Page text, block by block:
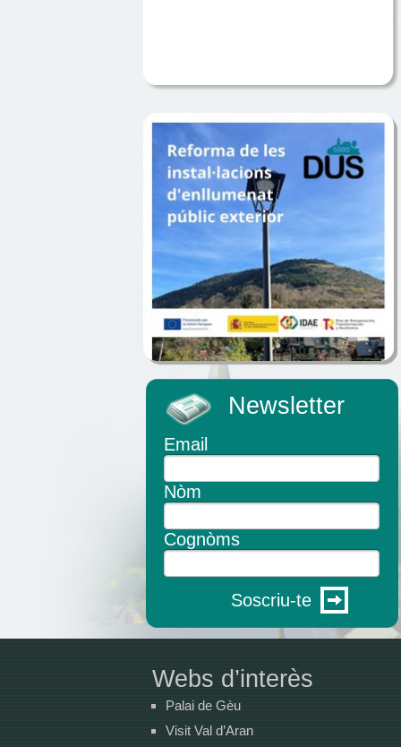
Newsletter
Email
Nòm
Cognòms
Soscriu-te
Webs d’interès
Palai de Gèu
Visit Val d’Aran